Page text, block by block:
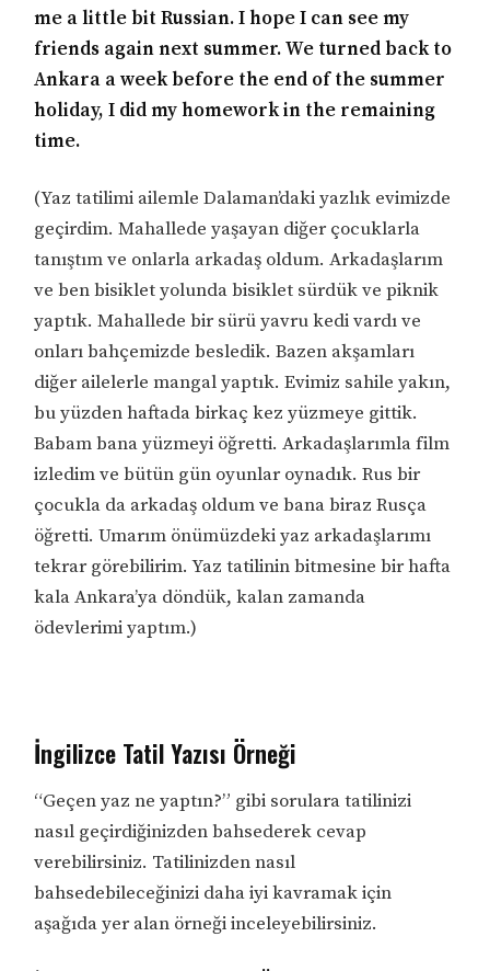
me a little bit Russian. I hope I can see my
friends again next summer. We turned back to
Ankara a week before the end of the summer
holiday, I did my homework in the remaining
time.
(Yaz tatilimi ailemle Dalaman’daki yazlık evimizde
geçirdim. Mahallede yaşayan diğer çocuklarla
tanıştım ve onlarla arkadaş oldum. Arkadaşlarım
ve ben bisiklet yolunda bisiklet sürdük ve piknik
yaptık. Mahallede bir sürü yavru kedi vardı ve
onları bahçemizde besledik. Bazen akşamları
diğer ailelerle mangal yaptık. Evimiz sahile yakın,
bu yüzden haftada birkaç kez yüzmeye gittik.
Babam bana yüzmeyi öğretti. Arkadaşlarımla film
izledim ve bütün gün oyunlar oynadık. Rus bir
çocukla da arkadaş oldum ve bana biraz Rusça
öğretti. Umarım önümüzdeki yaz arkadaşlarımı
tekrar görebilirim. Yaz tatilinin bitmesine bir hafta
kala Ankara’ya döndük, kalan zamanda
ödevlerimi yaptım.)
İngilizce Tatil Yazısı Örneği
“Geçen yaz ne yaptın?” gibi sorulara tatilinizi
nasıl geçirdiğinizden bahsederek cevap
verebilirsiniz. Tatilinizden nasıl
bahsedebileceğinizi daha iyi kavramak için
aşağıda yer alan örneği inceleyebilirsiniz.